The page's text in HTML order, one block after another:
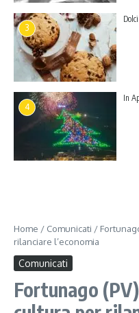
3
4
In
Home / Comunicati /
rilanciare l’economia
Comunicati
Fortunago